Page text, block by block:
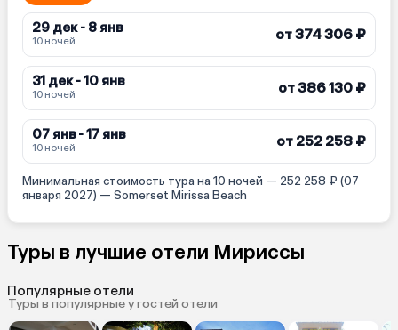
29 дек - 8 янв
10 ночей от 374 306 ₽
31 дек - 10 янв
10 ночей от 386 130 ₽
07 янв - 17 янв
10 ночей от 252 258 ₽
Минимальная стоимость тура на 10 ночей — 252 258 ₽ (07
января 2027) — Somerset Mirissa Beach
Туры в лучшие отели Мириссы
Популярные отели
Туры в популярные у гостей отели